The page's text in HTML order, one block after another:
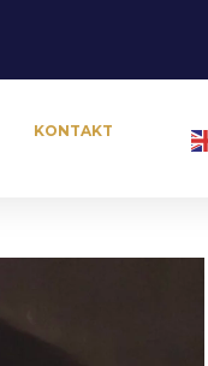
KONTAKT